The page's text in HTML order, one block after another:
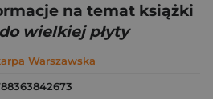
na temat książki
wielkiej płyty
Warszawska